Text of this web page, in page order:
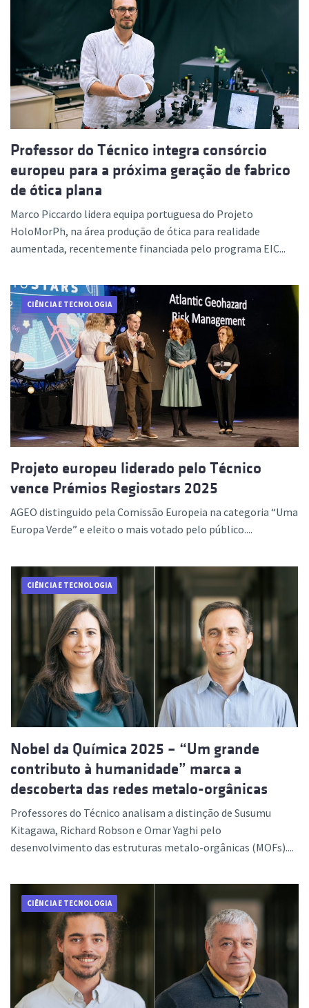
Professor do Técnico integra consórcio
europeu para a próxima geração de fabrico
de ótica plana
Marco Piccardo lidera equipa portuguesa do Projeto
HoloMorPh, na área produção de ótica para realidade
aumentada, recentemente financiada pelo programa EIC...
CIÊNCIA E TECNOLOGIA
Projeto europeu liderado pelo Técnico
vence Prémios Regiostars 2025
AGEO distinguido pela Comissão Europeia na categoria “Uma
Europa Verde” e eleito o mais votado pelo público....
CIÊNCIA E TECNOLOGIA
Nobel da Química 2025 – “Um grande
contributo à humanidade” marca a
descoberta das redes metalo-orgânicas
Professores do Técnico analisam a distinção de Susumu
Kitagawa, Richard Robson e Omar Yaghi pelo
desenvolvimento das estruturas metalo-orgânicas (MOFs)....
CIÊNCIA E TECNOLOGIA